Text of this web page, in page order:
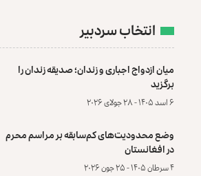
انتخاب سردبیر
میان ازدواج اجباری و زندان؛ صدیقه زندان را
برگزید
۶ اسد ۱۴۰۵ - ۲۸ جولای ۲۰۲۶
وضع محدودیت‌های کم‌سابقه بر مراسم محرم
در افغانستان
۴ سرطان ۱۴۰۵ - ۲۵ جون ۲۰۲۶